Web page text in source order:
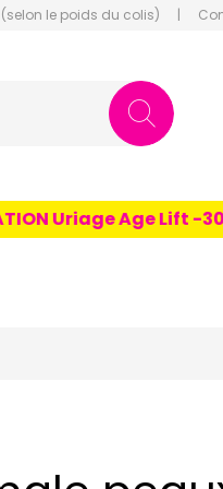
le poids du colis) |
Uriage Age Lift -30%